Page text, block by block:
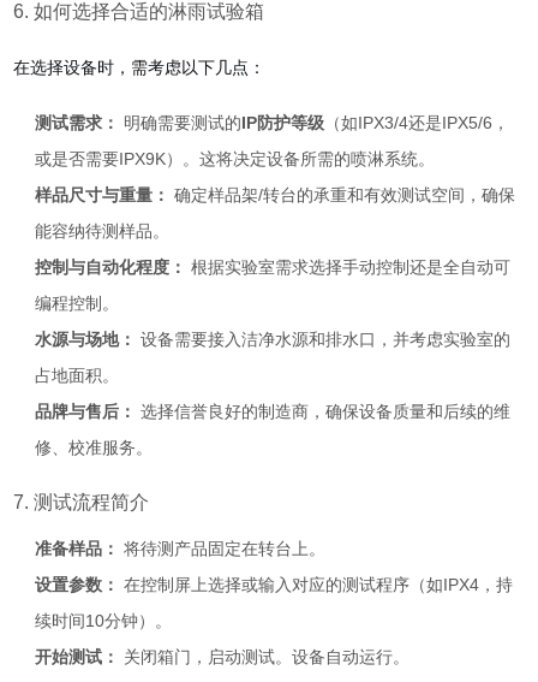
6. 如何选择合适的淋雨试验箱
在选择设备时，需考虑以下几点：
测试需求： 明确需要测试的IP防护等级 （如IPX3/4还是IPX5/6，
或是否需要IPX9K）。这将决定设备所需的喷淋系统。
样品尺寸与重量： 确定样品架/转台的承重和有效测试空间，确保
能容纳待测样品。
控制与自动化程度： 根据实验室需求选择手动控制还是全自动可
编程控制。
水源与场地： 设备需要接入洁净水源和排水口，并考虑实验室的
占地面积。
品牌与售后： 选择信誉良好的制造商，确保设备质量和后续的维
修、校准服务。
7. 测试流程简介
准备样品： 将待测产品固定在转台上。
设置参数： 在控制屏上选择或输入对应的测试程序（如IPX4，持
续时间10分钟）。
开始测试：
关闭箱门，启动测试。设备自动运行。